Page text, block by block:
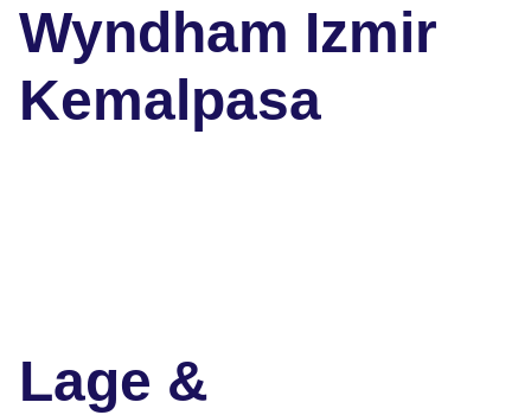
Wyndham Izmir
Kemalpasa
Lage &